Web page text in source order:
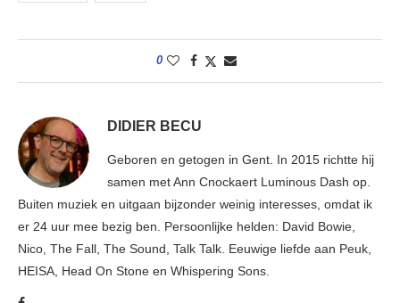
0
DIDIER BECU
Geboren en getogen in Gent. In 2015 richtte hij
samen met Ann Cnockaert Luminous Dash op.
Buiten muziek en uitgaan bijzonder weinig interesses, omdat ik
er 24 uur mee bezig ben. Persoonlijke helden: David Bowie,
Nico, The Fall, The Sound, Talk Talk. Eeuwige liefde aan Peuk,
HEISA, Head On Stone en Whispering Sons.